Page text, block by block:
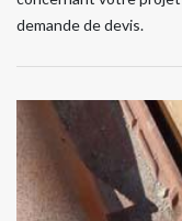
demande de devis.